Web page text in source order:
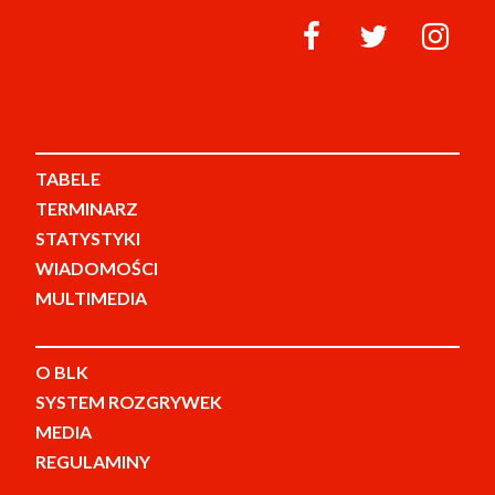
TABELE
TERMINARZ
STATYSTYKI
WIADOMOŚCI
MULTIMEDIA
O BLK
SYSTEM ROZGRYWEK
MEDIA
REGULAMINY